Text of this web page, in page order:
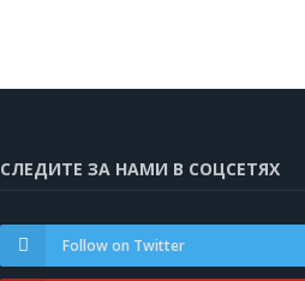
СЛЕДИТЕ ЗА НАМИ В СОЦСЕТЯХ
Follow on Twitter